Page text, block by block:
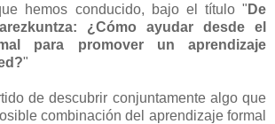
hemos conducido, bajo el título " De
¿Cómo ayudar desde el
para promover un aprendizaje
"
de descubrir conjuntamente algo que
combinación del aprendizaje formal